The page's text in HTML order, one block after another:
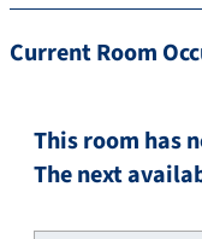
Current Room
This room has
The next